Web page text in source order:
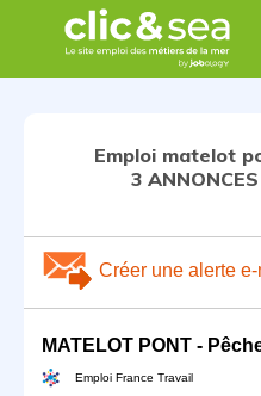
Emploi matelot
3
Créer une alerte e-
MATELOT PONT -
Emploi France Travail